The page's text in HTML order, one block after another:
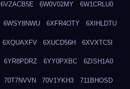
6VZACB5E 6W0V02MY 6W1CRLU0
6WSY8NWU 6XFR4OTY 6XIHLDTU
6XQUAXFV 6XUCD56H 6XVXTC5I
6YR8PDRZ 6YY0PXBC 6ZISH1A0
70T7NVVN 70V1YKH3 711BHOSD